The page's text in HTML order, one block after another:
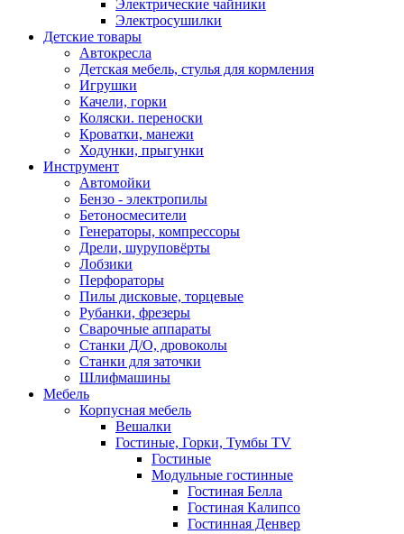
Электрические чайники
Электросушилки
Детские товары
Автокресла
Детская мебель, стулья для кормления
Игрушки
Качели, горки
Коляски. переноски
Кроватки, манежи
Ходунки, прыгунки
Инструмент
Автомойки
Бензо - электропилы
Бетоносмесители
Генераторы, компрессоры
Дрели, шуруповёрты
Лобзики
Перфораторы
Пилы дисковые, торцевые
Рубанки, фрезеры
Сварочные аппараты
Станки Д/О, дровоколы
Станки для заточки
Шлифмашины
Мебель
Корпусная мебель
Вешалки
Гостиные, Горки, Тумбы TV
Гостиные
Модульные гостинные
Гостиная Белла
Гостиная Калипсо
Гостинная Денвер